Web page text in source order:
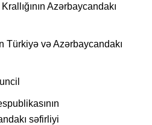
Azərbaycandakı
Türkiyə və Azərbaycandakı
səfirliyi